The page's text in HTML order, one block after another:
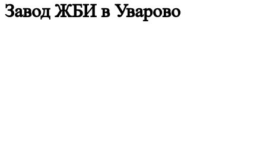
Завод ЖБИ в Уварово